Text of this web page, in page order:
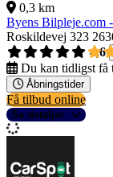
0,3 km
Byens Bilpleje.com
Roskildevej 323
4,6
Du kan tidligst få
Åbningstider
Få tilbud online
Se detaljer